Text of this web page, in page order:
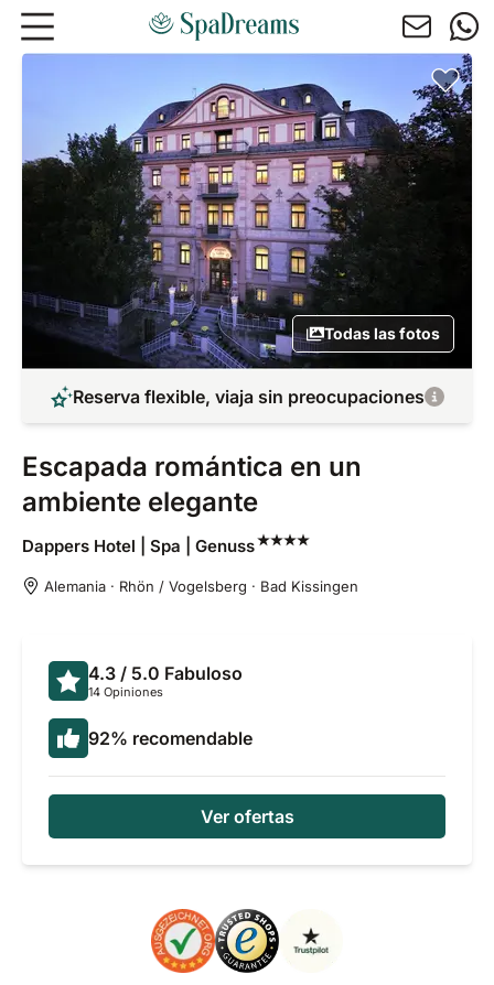
Ir al contenido principal
Todas las fotos
Reserva flexible, viaja sin preocupaciones
Escapada romántica en un
ambiente elegante
Dappers Hotel | Spa | Genuss
Alemania · Rhön / Vogelsberg · Bad Kissingen
4.3 / 5.0 Fabuloso
14 Opiniones
92% recomendable
Ver ofertas